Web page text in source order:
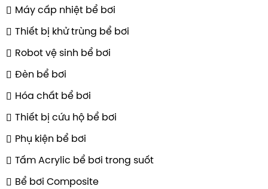
Máy cấp nhiệt bể bơi
Thiết bị khử trùng bể bơi
Robot vệ sinh bể bơi
Đèn bể bơi
Hóa chất bể bơi
Thiết bị cứu hộ bể bơi
Phụ kiện bể bơi
Tấm Acrylic bể bơi trong suốt
Bể bơi Composite